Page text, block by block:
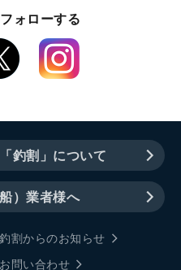
ォローする
釣割」について
）業者様へ
釣割からのお知らせ
お問い合わせ